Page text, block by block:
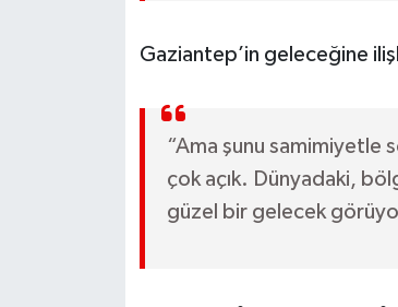
Gaziantep’in geleceğine
“Ama şunu samimiyetle
çok açık. Dünyadaki,
güzel bir gelecek